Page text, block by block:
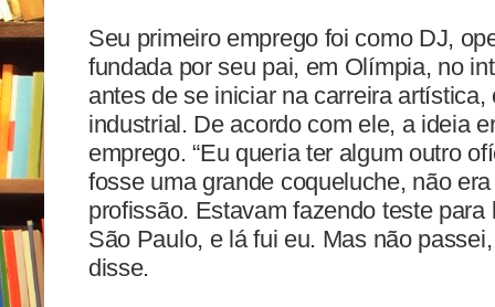
Seu primeiro emprego foi como DJ,
fundada por seu pai, em Olímpia, no
antes de se iniciar na carreira
industrial. De acordo com ele, a ideia
emprego. “Eu queria ter algum outro
fosse uma grande coqueluche, não
profissão. Estavam fazendo teste
São Paulo, e lá fui eu. Mas não
disse.